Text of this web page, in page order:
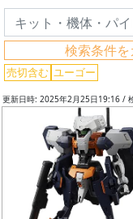
検索条件
売切含む ユーゴー
グ
レ
ー
ド
更新日時: 2025年2月25日19:16 /